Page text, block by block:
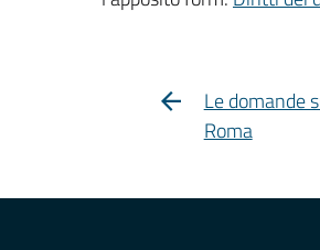
Le domande
Roma